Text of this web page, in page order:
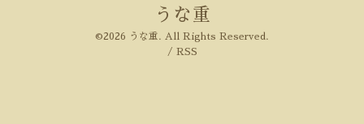
うな重
©2026 うな重. All Rights Reserved.
/ RSS